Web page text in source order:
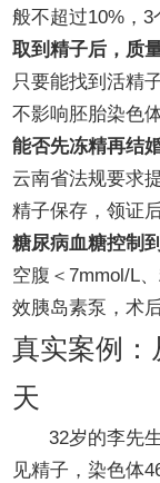
般不超过10%，3
取到精子后，质
只要能找到活精
不影响胚胎染色
能否先冻精再结
云南省法规要求
精子保存，领证
糖尿病血糖控制
空腹＜7mmol/L
效胰岛素泵，术
真实案例：
天
32岁的李先
见精子，染色体